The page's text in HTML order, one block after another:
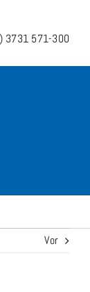
3731 571-300
Vor